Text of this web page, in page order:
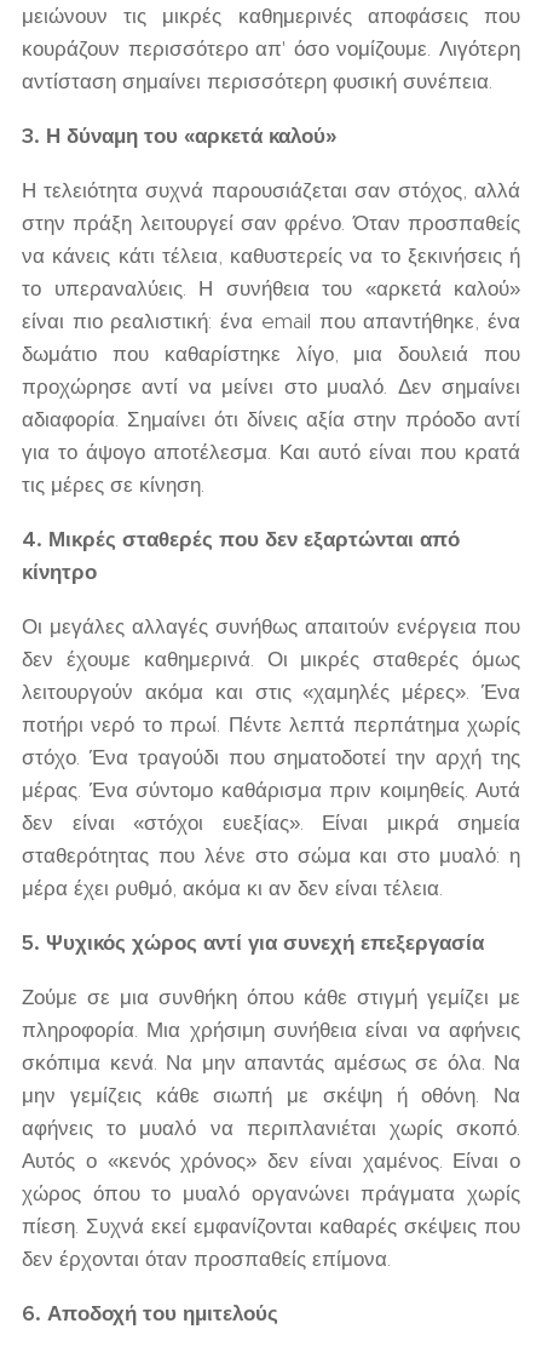
μειώνουν τις μικρές καθημερινές αποφάσεις που
κουράζουν περισσότερο απ' όσο νομίζουμε. Λιγότερη
αντίσταση σημαίνει περισσότερη φυσική συνέπεια.
3. Η δύναμη του «αρκετά καλού»
Η τελειότητα συχνά παρουσιάζεται σαν στόχος, αλλά
στην πράξη λειτουργεί σαν φρένο. Όταν προσπαθείς
να κάνεις κάτι τέλεια, καθυστερείς να το ξεκινήσεις ή
το υπεραναλύεις. Η συνήθεια του «αρκετά καλού»
είναι πιο ρεαλιστική: ένα email που απαντήθηκε, ένα
δωμάτιο που καθαρίστηκε λίγο, μια δουλειά που
προχώρησε αντί να μείνει στο μυαλό. Δεν σημαίνει
αδιαφορία. Σημαίνει ότι δίνεις αξία στην πρόοδο αντί
για το άψογο αποτέλεσμα. Και αυτό είναι που κρατά
τις μέρες σε κίνηση.
4. Μικρές σταθερές που δεν εξαρτώνται από
κίνητρο
Οι μεγάλες αλλαγές συνήθως απαιτούν ενέργεια που
δεν έχουμε καθημερινά. Οι μικρές σταθερές όμως
λειτουργούν ακόμα και στις «χαμηλές μέρες». Ένα
ποτήρι νερό το πρωί. Πέντε λεπτά περπάτημα χωρίς
στόχο. Ένα τραγούδι που σηματοδοτεί την αρχή της
μέρας. Ένα σύντομο καθάρισμα πριν κοιμηθείς. Αυτά
δεν είναι «στόχοι ευεξίας». Είναι μικρά σημεία
σταθερότητας που λένε στο σώμα και στο μυαλό: η
μέρα έχει ρυθμό, ακόμα κι αν δεν είναι τέλεια.
5. Ψυχικός χώρος αντί για συνεχή επεξεργασία
Ζούμε σε μια συνθήκη όπου κάθε στιγμή γεμίζει με
πληροφορία. Μια χρήσιμη συνήθεια είναι να αφήνεις
σκόπιμα κενά. Να μην απαντάς αμέσως σε όλα. Να
μην γεμίζεις κάθε σιωπή με σκέψη ή οθόνη. Να
αφήνεις το μυαλό να περιπλανιέται χωρίς σκοπό.
Αυτός ο «κενός χρόνος» δεν είναι χαμένος. Είναι ο
χώρος όπου το μυαλό οργανώνει πράγματα χωρίς
πίεση. Συχνά εκεί εμφανίζονται καθαρές σκέψεις που
δεν έρχονται όταν προσπαθείς επίμονα.
6. Αποδοχή του ημιτελούς